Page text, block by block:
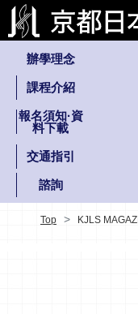
辦學理念
課程介紹
報名須知·資
料下載
交通指引
諮詢
Top KJLS